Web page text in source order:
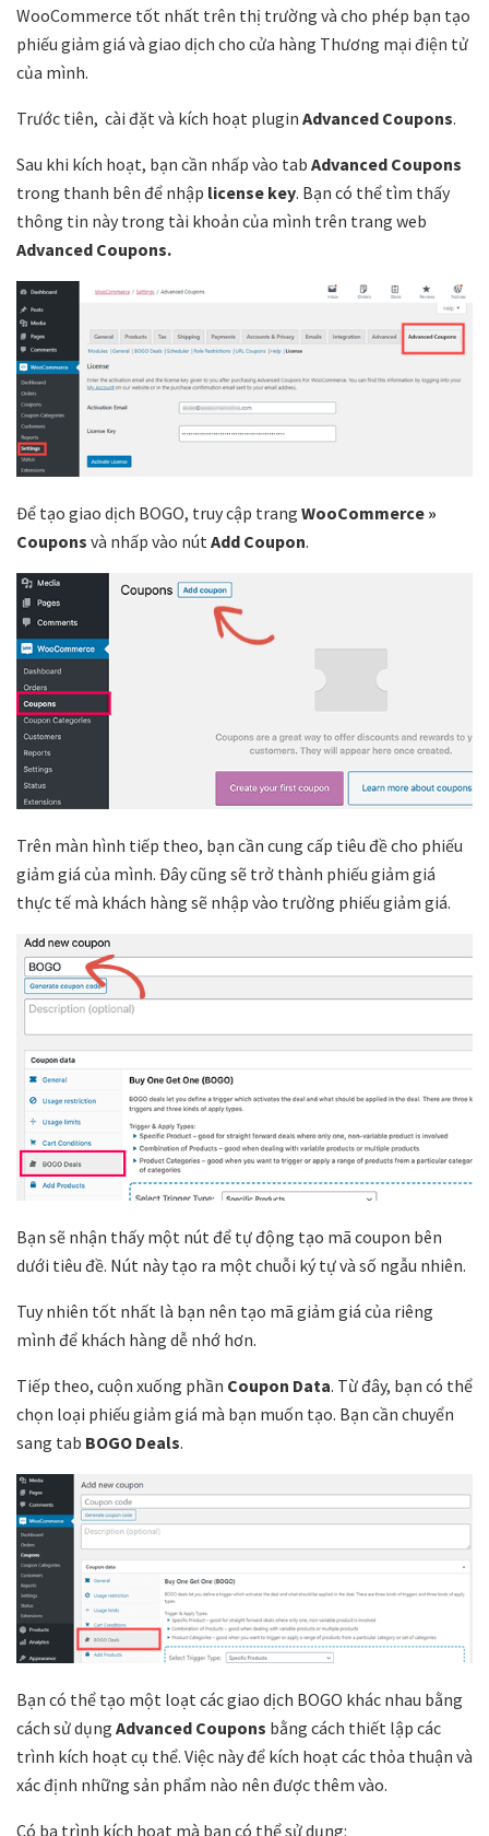
WooCommerce tốt nhất trên thị trường và cho phép bạn tạo
phiếu giảm giá và giao dịch cho cửa hàng Thương mại điện tử
của mình.
Trước tiên, cài đặt và kích hoạt plugin Advanced Coupons.
Sau khi kích hoạt, bạn cần nhấp vào tab Advanced Coupons
trong thanh bên để nhập license key. Bạn có thể tìm thấy
thông tin này trong tài khoản của mình trên trang web
Advanced Coupons.
Để tạo giao dịch BOGO, truy cập trang WooCommerce »
Coupons và nhấp vào nútAdd Coupon.
Trên màn hình tiếp theo, bạn cần cung cấp tiêu đề cho phiếu
giảm giá của mình. Đây cũng sẽ trở thành phiếu giảm giá
thực tế mà khách hàng sẽ nhập vào trường phiếu giảm giá.
Bạn sẽ nhận thấy một nút để tự động tạo mã coupon bên
dưới tiêu đề. Nút này tạo ra một chuỗi ký tự và số ngẫu nhiên.
Tuy nhiên tốt nhất là bạn nên tạo mã giảm giá của riêng
mình để khách hàng dễ nhớ hơn.
Tiếp theo, cuộn xuống phần Coupon Data. Từ đây, bạn có thể
chọn loại phiếu giảm giá mà bạn muốn tạo. Bạn cần chuyển
sang tab BOGO Deals.
Bạn có thể tạo một loạt các giao dịch BOGO khác nhau bằng
cách sử dụng Advanced Coupons bằng cách thiết lập các
trình kích hoạt cụ thể. Việc này để kích hoạt các thỏa thuận và
xác định những sản phẩm nào nên được thêm vào.
Có ba trình kích hoạt mà bạn có thể sử dụng: